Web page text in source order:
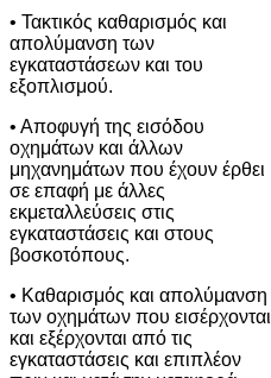
• Τακτικός καθαρισμός και
απολύμανση των
εγκαταστάσεων και του
εξοπλισμού.
• Αποφυγή της εισόδου
οχημάτων και άλλων
μηχανημάτων που έχουν έρθει
σε επαφή με άλλες
εκμεταλλεύσεις στις
εγκαταστάσεις και στους
βοσκοτόπους.
• Καθαρισμός και απολύμανση
των οχημάτων που εισέρχονται
και εξέρχονται από τις
εγκαταστάσεις και επιπλέον